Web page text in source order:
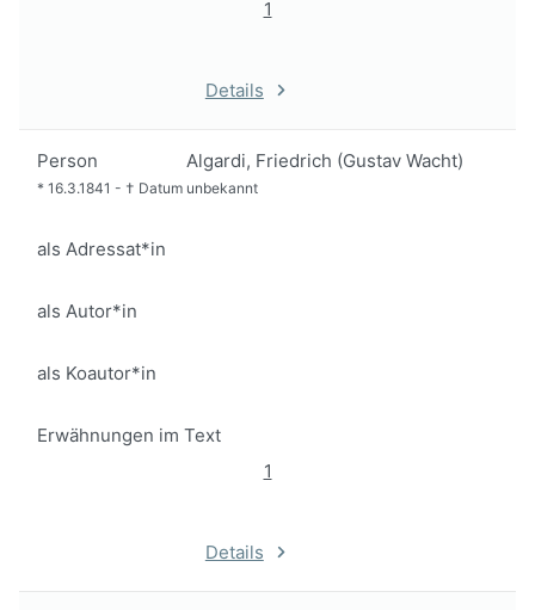
1
Details
Person Algardi, Friedrich (Gustav Wacht)
* 16.3.1841 - † Datum unbekannt
als Adressat*in
als Autor*in
als Koautor*in
Erwähnungen im Text
1
Details